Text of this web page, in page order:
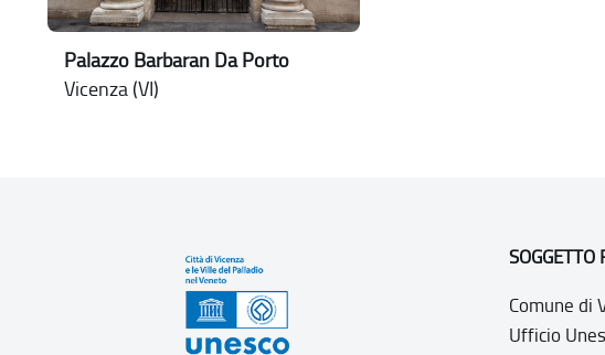
Palazzo Barbaran Da Porto
Vicenza (VI)
SOGGETTO
Comune di
Ufficio